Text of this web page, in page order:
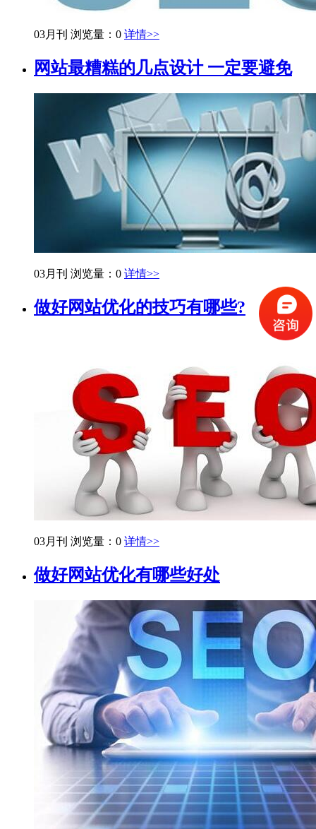
03月刊 浏览量：0 详情>>
网站最糟糕的几点设计 一定要避免
03月刊 浏览量：0 详情>>
做好网站优化的技巧有哪些?
03月刊 浏览量：0 详情>>
做好网站优化有哪些好处